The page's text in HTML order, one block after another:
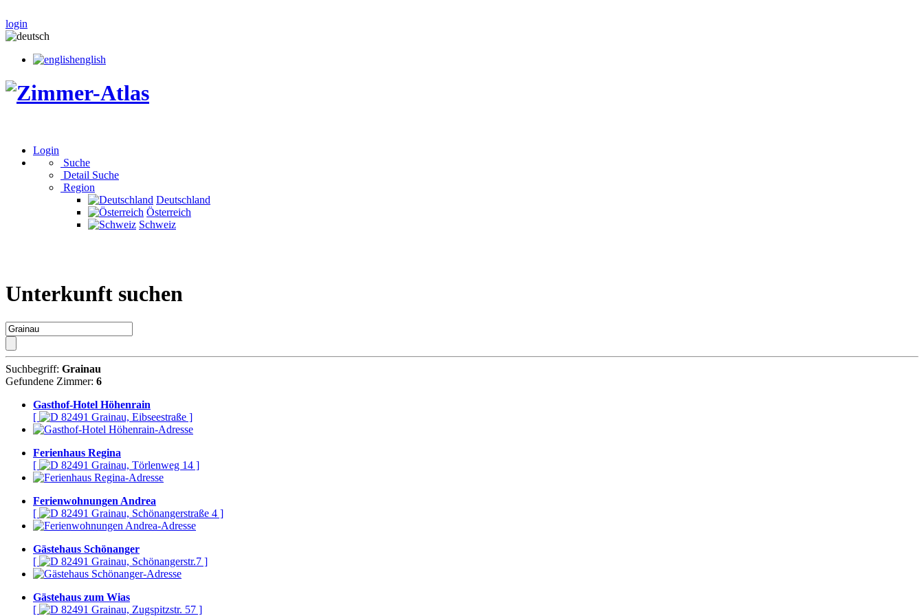
login
english
Login
Suche
Detail Suche
Region
Deutschland
Österreich
Schweiz
Unterkunft suchen
Suchbegriff: Grainau
Gefundene Zimmer: 6
Gasthof-Hotel Höhenrain
[
82491 Grainau, Eibseestraße ]
Ferienhaus Regina
[
82491 Grainau, Törlenweg 14 ]
Ferienwohnungen Andrea
[
82491 Grainau, Schönangerstraße 4 ]
Gästehaus Schönanger
[
82491 Grainau, Schönangerstr.7 ]
Gästehaus zum Wias
[
82491 Grainau, Zugspitzstr. 57 ]